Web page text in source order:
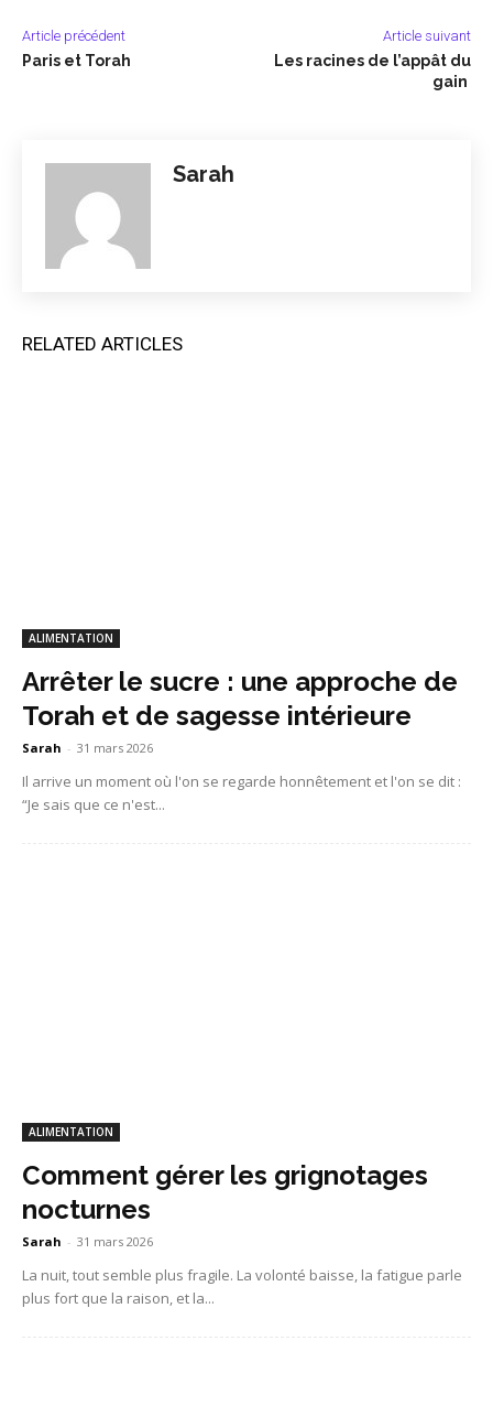
Article précédent
Paris et Torah
Article suivant
Les racines de l’appât du
gain
Sarah
RELATED ARTICLES
ALIMENTATION
Arrêter le sucre : une approche de
Torah et de sagesse intérieure
Sarah - 31 mars 2026
Il arrive un moment où l'on se regarde honnêtement et l'on se dit :
“Je sais que ce n'est...
ALIMENTATION
Comment gérer les grignotages
nocturnes
Sarah - 31 mars 2026
La nuit, tout semble plus fragile. La volonté baisse, la fatigue parle
plus fort que la raison, et la...